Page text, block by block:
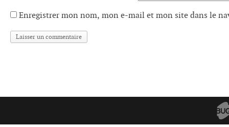
Enregistrer mon nom, mon e-mail et mon site dans le